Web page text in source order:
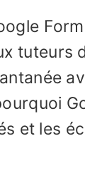
tuteurs
et les